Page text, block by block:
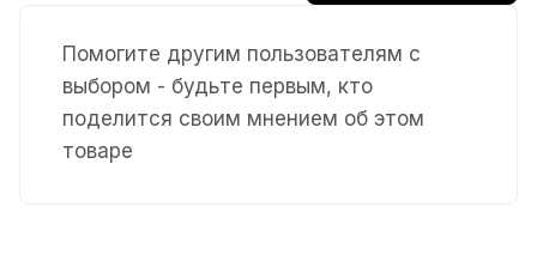
Помогите другим пользователям с
выбором - будьте первым, кто
поделится своим мнением об этом
товаре